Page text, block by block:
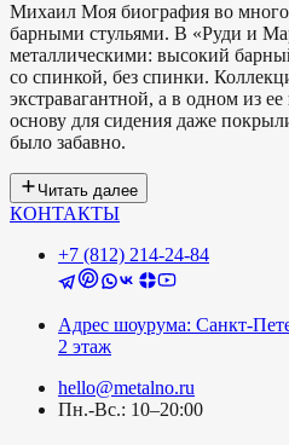
Михаил Моя биография во
барными стульями. В «Руди и
металлическими: высокий
со спинкой, без спинки.
экстравагантной, а в одном из
основу для сидения даже
было забавно.
Читать далее
КОНТАКТЫ
+7 (812) 214-24-84
Адрес шоурума: Санкт-
2 этаж
hello@metalno.ru
Пн.-Вс.: 10–20:00